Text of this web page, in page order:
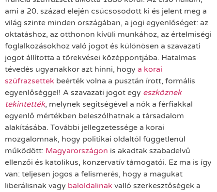
ami a 20. század elején csúcsosodott ki és jelent meg a
világ szinte minden országában, a jogi egyenlőséget: az
oktatáshoz, az otthonon kívüli munkához, az értelmiségi
foglalkozásokhoz való jogot és különösen a szavazati
jogot állította a törekvései középpontjába. Hatalmas
tévedés ugyanakkor azt hinni, hogy a korai
szüfrazsettek beérték volna a pusztán írott, formális
egyenlőséggel! A szavazati jogot egy eszköznek
tekintették, melynek segítségével a nők a férfiakkal
egyenlő mértékben beleszólhatnak a társadalom
alakításába. További jellegzetessége a korai
mozgalomnak, hogy politikai oldaltól függetlenül
működött: Magyarországon is akadtak szabadelvű
ellenzői és katolikus, konzervatív támogatói. Ez ma is így
van: teljesen jogos a felismerés, hogy a magukat
liberálisnak vagy baloldalinak valló szerkesztőségek a